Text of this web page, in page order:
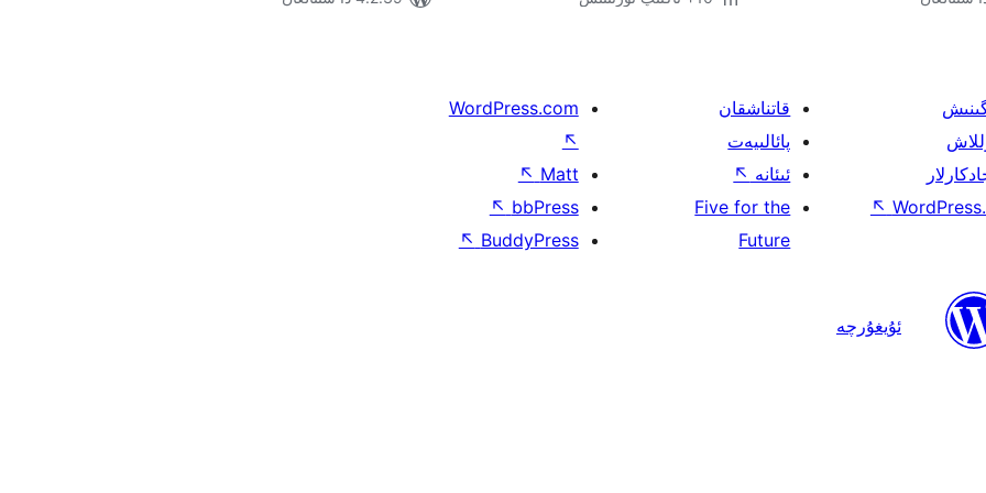
↖
قاتناشقان
پائالىيەت
ئىئانە ↖
Five for the
Future
WordPress.com
↖
Matt
↖
bbPress
↖
BuddyPress
↖
ئۇيغۇرچە